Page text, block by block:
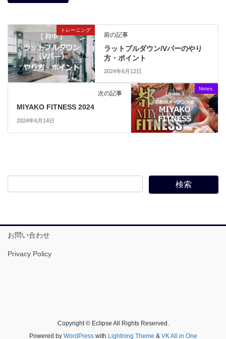
トレーニング
前の記事
ラットプルダウン/Vバーのやり
方・ポイント
2024年6月12日
Notes.
次の記事
MIYAKO FITNESS 2024
2024年6月14日
お問い合わせ
Privacy Policy
Copyright © Eclipse All Rights Reserved.
Powered by WordPresswith Lightning Theme & VK All in One